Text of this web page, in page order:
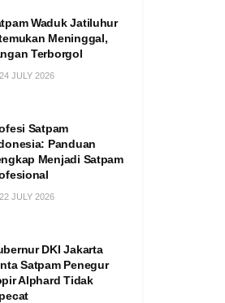
Waduk Jatiluhur
Meninggal,
Terborgol
24 JULY 2026
Satpam
Panduan
Menjadi Satpam
22 JULY 2026
DKI Jakarta
Satpam Penegur
Alphard Tidak